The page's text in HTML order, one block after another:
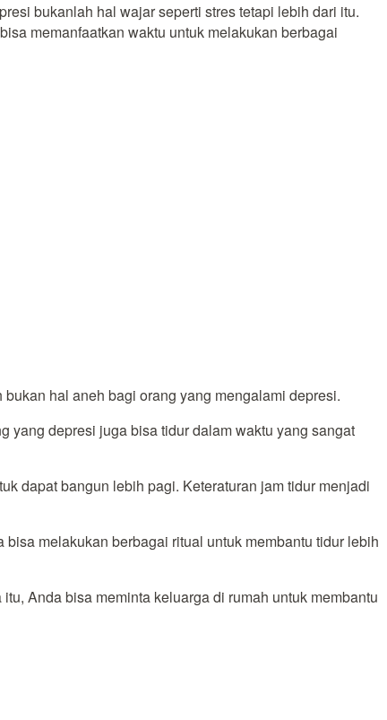
bukanlah hal wajar seperti stres tetapi lebih dari itu.
memanfaatkan waktu untuk melakukan berbagai
hal aneh bagi orang yang mengalami depresi.
yang depresi juga bisa tidur dalam waktu yang sangat
dapat bangun lebih pagi. Keteraturan jam tidur menjadi
melakukan berbagai ritual untuk membantu tidur lebih
Anda bisa meminta keluarga di rumah untuk membantu